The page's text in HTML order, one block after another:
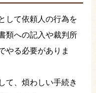
して依頼人の行為を
類への記入や裁判所
やる必要がありま
て、煩わしい手続き